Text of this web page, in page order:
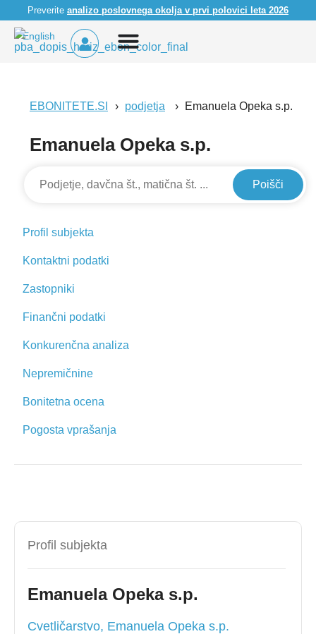
Preverite analizo poslovnega okolja v prvi polovici leta 2026
English
EBONITETE.SI podjetja Emanuela Opeka s.p.
Emanuela Opeka s.p.
Poišči
Profil subjekta
Kontaktni podatki
Zastopniki
Finančni podatki
Konkurenčna analiza
Nepremičnine
Bonitetna ocena
Pogosta vprašanja
Profil subjekta
Emanuela Opeka s.p.
Cvetličarstvo, Emanuela Opeka s.p.